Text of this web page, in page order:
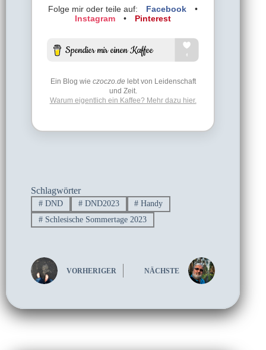
Folge mir oder teile auf: Facebook
•
Instagram
• Pinterest
Ein Blog wie czoczo.delebt von Leidenschaft
und Zeit.
Warum eigentlich ein Kaffee? Mehr dazu hier.
Schlagwörter
#DND #DND2023 # Handy
#Schlesische Sommertage 2023
VORHERIGER NÄCHSTE